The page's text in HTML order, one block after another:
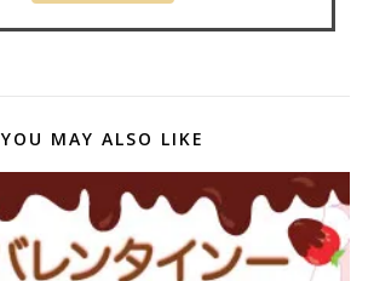
YOU MAY ALSO LIKE